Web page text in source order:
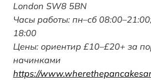
London SW8 5BN
Часы работы: пн–сб
18:00
Цены: ориентир £10–£20+ за
начинками
https://